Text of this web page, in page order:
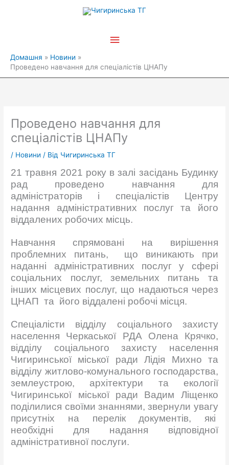
Головне
Домашня
Новини
Проведено навчання для спеціалістів ЦНАПу
Проведено навчання для
спеціалістів ЦНАПу
/ Новини / Від Чигиринська ТГ
21 травня 2021 року в залі засідань Будинку
рад проведено навчання для
адміністраторів і спеціалістів Центру
надання адміністративних послуг та його
віддалених робочих місць.
Навчання спрямовані на вирішення
проблемних питань, що виникають при
наданні адміністративних послуг у сфері
соціальних послуг, земельних питань та
інших місцевих послуг, що надаються через
ЦНАП та його віддалені робочі місця.
Спеціалісти відділу соціального захисту
населення Черкаської РДА Олена Крячко,
відділу соціального захисту населення
Чигиринської міської ради Лідія Михно та
відділу житлово-комунального господарства,
землеустрою, архітектури та екології
Чигиринської міської ради Вадим Ліщенко
поділилися своїми знаннями, звернули увагу
присутніх на перелік документів, які
необхідні для надання відповідної
адміністративної послуги.